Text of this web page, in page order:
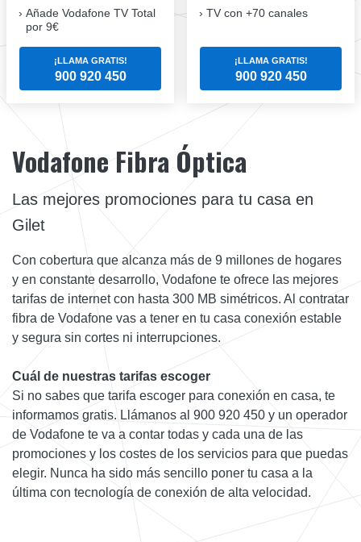
Añade Vodafone TV Total
por 9€
¡LLAMA GRATIS!
900 920 450
TV con +70 canales
¡LLAMA GRATIS!
900 920 450
Vodafone Fibra Óptica
Las mejores promociones para tu casa en
Gilet
Con cobertura que alcanza más de 9 millones de hogares
y en constante desarrollo, Vodafone te ofrece las mejores
tarifas de internet con hasta 300 MB simétricos. Al contratar
fibra de Vodafone vas a tener en tu casa conexión estable
y segura sin cortes ni interrupciones.
Cuál de nuestras tarifas escoger
Si no sabes que tarifa escoger para conexión en casa, te
informamos gratis. Llámanos al 900 920 450 y un operador
de Vodafone te va a contar todas y cada una de las
promociones y los costes de los servicios para que puedas
elegir. Nunca ha sido más sencillo poner tu casa a la
última con tecnología de conexión de alta velocidad.